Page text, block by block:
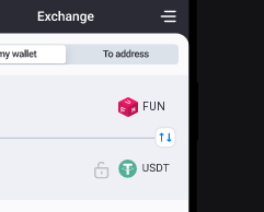
FUN